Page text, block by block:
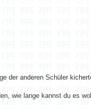
der anderen Schüler
wie lange kannst du es